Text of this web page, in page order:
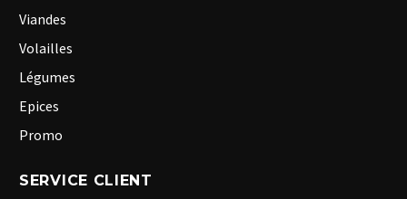
Viandes
Volailles
Légumes
Epices
Promo
SERVICE CLIENT